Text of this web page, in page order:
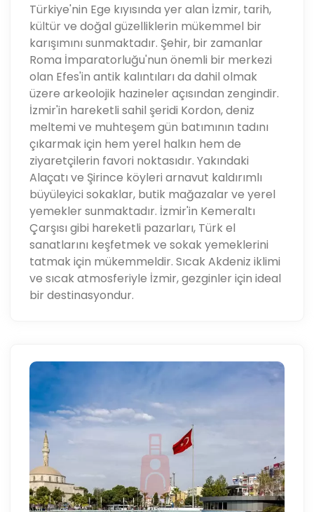
Türkiye'nin Ege kıyısında yer alan İzmir, tarih,
kültür ve doğal güzelliklerin mükemmel bir
karışımını sunmaktadır. Şehir, bir zamanlar
Roma İmparatorluğu'nun önemli bir merkezi
olan Efes'in antik kalıntıları da dahil olmak
üzere arkeolojik hazineler açısından zengindir.
İzmir'in hareketli sahil şeridi Kordon, deniz
meltemi ve muhteşem gün batımının tadını
çıkarmak için hem yerel halkın hem de
ziyaretçilerin favori noktasıdır. Yakındaki
Alaçatı ve Şirince köyleri arnavut kaldırımlı
büyüleyici sokaklar, butik mağazalar ve yerel
yemekler sunmaktadır. İzmir'in Kemeraltı
Çarşısı gibi hareketli pazarları, Türk el
sanatlarını keşfetmek ve sokak yemeklerini
tatmak için mükemmeldir. Sıcak Akdeniz iklimi
ve sıcak atmosferiyle İzmir, gezginler için ideal
bir destinasyondur.